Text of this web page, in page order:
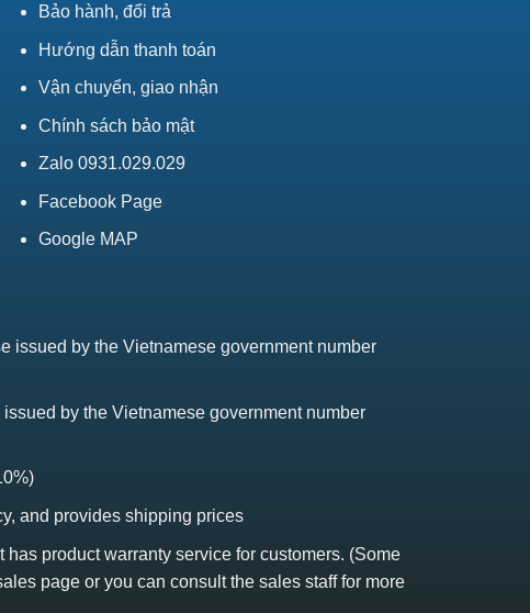
Bảo hành, đổi trả
Hướng dẫn thanh toán
Vận chuyển, giao nhận
Chính sách bảo mật
Zalo 0931.029.029
Facebook Page
Google MAP
issued by the Vietnamese government number
by the Vietnamese government number
and provides shipping prices
product warranty service for customers. (Some
page or you can consult the sales staff for more